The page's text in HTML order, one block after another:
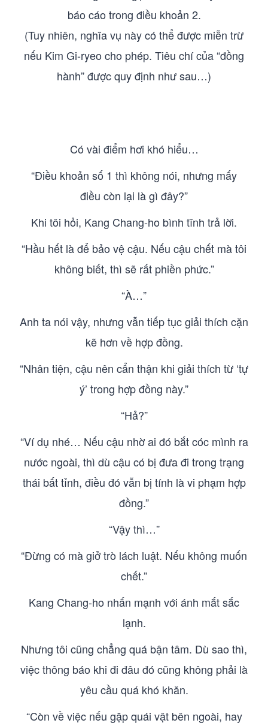
báo cáo trong điều khoản 2.
(Tuy nhiên, nghĩa vụ này có thể được miễn trừ
nếu Kim Gi-ryeo cho phép. Tiêu chí của “đồng
hành” được quy định như sau…)
Có vài điểm hơi khó hiểu…
“Điều khoản số 1 thì không nói, nhưng mấy
điều còn lại là gì đây?”
Khi tôi hỏi, Kang Chang-ho bình tĩnh trả lời.
“Hầu hết là để bảo vệ cậu. Nếu cậu chết mà tôi
không biết, thì sẽ rất phiền phức.”
“À…”
Anh ta nói vậy, nhưng vẫn tiếp tục giải thích cặn
kẽ hơn về hợp đồng.
“Nhân tiện, cậu nên cẩn thận khi giải thích từ ‘tự
ý’ trong hợp đồng này.”
“Hả?”
“Ví dụ nhé… Nếu cậu nhờ ai đó bắt cóc mình ra
nước ngoài, thì dù cậu có bị đưa đi trong trạng
thái bất tỉnh, điều đó vẫn bị tính là vi phạm hợp
đồng.”
“Vậy thì…”
“Đừng có mà giở trò lách luật. Nếu không muốn
chết.”
Kang Chang-ho nhấn mạnh với ánh mắt sắc
lạnh.
Nhưng tôi cũng chẳng quá bận tâm. Dù sao thì,
việc thông báo khi đi đâu đó cũng không phải là
yêu cầu quá khó khăn.
“Còn về việc nếu gặp quái vật bên ngoài, hay